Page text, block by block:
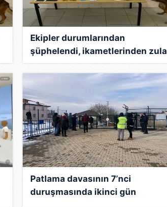
ilgili bilgi almak için lütfentıklayınız.
Ekipler durumlarından
şüphelendi, ikametlerinden zula
çıktı
Patlama davasının 7’nci
duruşmasında ikinci gün